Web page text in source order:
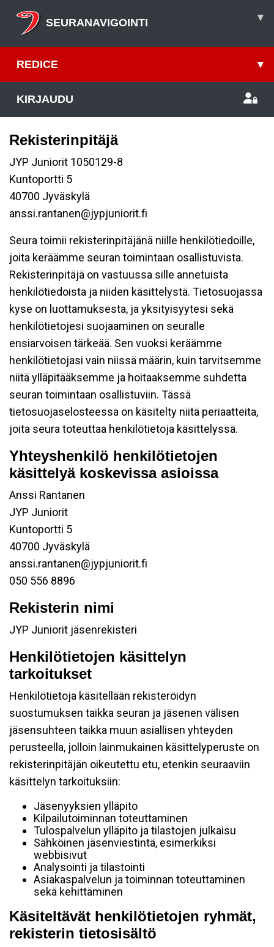
SEURANAVIGOINTI ▾
REDICE ▾
KIRJAUDU
Rekisterinpitäjä
JYP Juniorit 1050129-8
Kuntoportti 5
40700 Jyväskylä
anssi.rantanen@jypjuniorit.fi
Seura toimii rekisterinpitäjänä niille henkilötiedoille,
joita keräämme seuran toimintaan osallistuvista.
Rekisterinpitäjä on vastuussa sille annetuista
henkilötiedoista ja niiden käsittelystä. Tietosuojassa
kyse on luottamuksesta, ja yksityisyytesi sekä
henkilötietojesi suojaaminen on seuralle
ensiarvoisen tärkeää. Sen vuoksi keräämme
henkilötietojasi vain niissä määrin, kuin tarvitsemme
niitä ylläpitääksemme ja hoitaaksemme suhdetta
seuran toimintaan osallistuviin. Tässä
tietosuojaselosteessa on käsitelty niitä periaatteita,
joita seura toteuttaa henkilötietoja käsittelyssä.
Yhteyshenkilö henkilötietojen
käsittelyä koskevissa asioissa
Anssi Rantanen
JYP Juniorit
Kuntoportti 5
40700 Jyväskylä
anssi.rantanen@jypjuniorit.fi
050 556 8896
Rekisterin nimi
JYP Juniorit jäsenrekisteri
Henkilötietojen käsittelyn
tarkoitukset
Henkilötietoja käsitellään rekisteröidyn
suostumuksen taikka seuran ja jäsenen välisen
jäsensuhteen taikka muun asiallisen yhteyden
perusteella, jolloin lainmukainen käsittelyperuste on
rekisterinpitäjän oikeutettu etu, etenkin seuraaviin
käsittelyn tarkoituksiin:
Jäsenyyksien ylläpito
Kilpailutoiminnan toteuttaminen
Tulospalvelun ylläpito ja tilastojen julkaisu
Sähköinen jäsenviestintä, esimerkiksi
webbisivut
Analysointi ja tilastointi
Asiakaspalvelun ja toiminnan toteuttaminen
sekä kehittäminen
Käsiteltävät henkilötietojen ryhmät,
rekisterin tietosisältö